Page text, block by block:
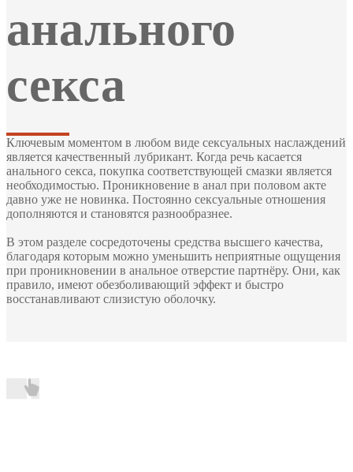
анального
секса
Ключевым моментом в любом виде сексуальных наслаждений
является качественный лубрикант. Когда речь касается
анального секса, покупка соответствующей смазки является
необходимостью. Проникновение в анал при половом акте
давно уже не новинка. Постоянно сексуальные отношения
дополняются и становятся разнообразнее.
В этом разделе сосредоточены средства высшего качества,
благодаря которым можно уменьшить неприятные ощущения
при проникновении в анальное отверстие партнёру. Они, как
правило, имеют обезболивающий эффект и быстро
восстанавливают слизистую оболочку.